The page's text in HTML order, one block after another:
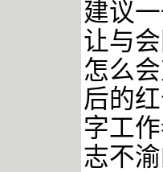
建议
让与
怎么
后的
字工
志不